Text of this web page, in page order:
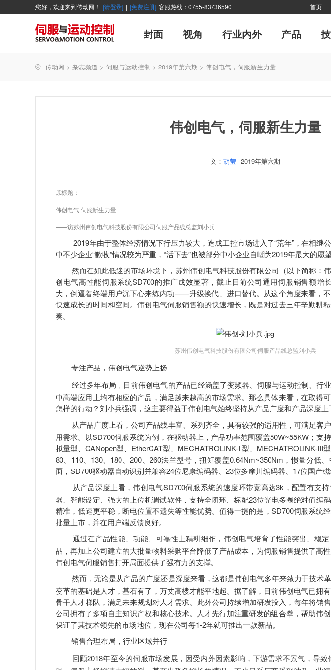
您好，欢迎来到传动网！ [请登录] | [免费注册] 客服热线：0755-83736590 首页
封面 视角
产业活动
行业内外
企业管理
产品
智能制造
技术与应用
传动网 > 杂志频道 > 伺服与运动控制 > 2019年第六期 > 伟创电气，伺服新生力量
伟创电气，伺服新生力量
文： 胡莹 2019年第六期
原标题：
伟创电气|伺服新生力量
——访苏州伟创电气科技股份有限公司伺服产品线总监刘小兵
2019年由于整体经济情况下行压力较大，造成工控市场进入了“荒年”，在相继
中不少企业“歉收”情况较为严重，“活下去”也被部分中小企业自嘲为2019年最大的愿望
然而在如此低迷的市场环境下，苏州伟创电气科技股份有限公司（以下简称：
创电气高性能伺服系统SD700的推广成效显著，截止目前公司通用伺服销售额增
大，倒逼着终端用户沉下心来练内功——升级换代、进口替代。从这个角度来看，
快速成长的时间和空间。伟创电气伺服销售额的快速增长，既是对过去三年辛勤耕
奏。
苏州伟创电气科技股份有限公司伺服产品线总监刘小兵
专注产品，伟创电气逆势上扬
经过多年布局，目前伟创电气的产品已经涵盖了变频器、伺服与运动控制、行
中高端应用上均有相应的产品，满足越来越高的市场需求。那么具体来看，在取得
怎样的行动？刘小兵强调，这主要得益于伟创电气始终坚持从产品广度和产品深度上
从产品广度上看，公司产品线丰富、系列齐全，具有较强的适用性，可满足客
用需求。以SD700伺服系统为例，在驱动器上，产品功率范围覆盖50W~55KW；支
拟量型、CANopen型、EtherCAT型、MECHATROLINK-II型、MECHATROLINK-III
80、110、130、180、200、260法兰型号，扭矩覆盖0.64Nm~350Nm，惯量分低
面，SD700驱动器自动识别并兼容24位尼康编码器、23位多摩川编码器、17位国产磁
从产品深度上看，伟创电气SD700伺服系统的速度环带宽高达3k，配置有支
器、智能设定、强大的上位机调试软件，支持全闭环、标配23位光电多圈绝对值编
精准，低速更平稳，断电位置不遗失等性能优势。值得一提的是，SD700伺服系统
批量上市，并在用户端反馈良好。
通过在产品性能、功能、可靠性上精耕细作，伟创电气培育了性能突出、稳
品，再加上公司建立的大批量物料采购平台降低了产品成本，为伺服销售提供了高
伟创电气伺服销售打开局面提供了强有力的支撑。
然而，无论是从产品的广度还是深度来看，这都是伟创电气多年来致力于技术
变革的基础是人才，基石有了，万丈高楼才能平地起。据了解，目前伟创电气已拥
骨干人才梯队，满足未来规划对人才需求。此外公司持续增加研发投入，每年将销
公司拥有了多项自主知识产权和核心技术。人才先行加注重研发的组合拳，帮助伟
保证了其技术领先的市场地位，现在公司每1-2年就可推出一款新品。
销售合理布局，行业区域并行
回顾2018年至今的伺服市场发展，因受内外因素影响，下游需求不景气，导